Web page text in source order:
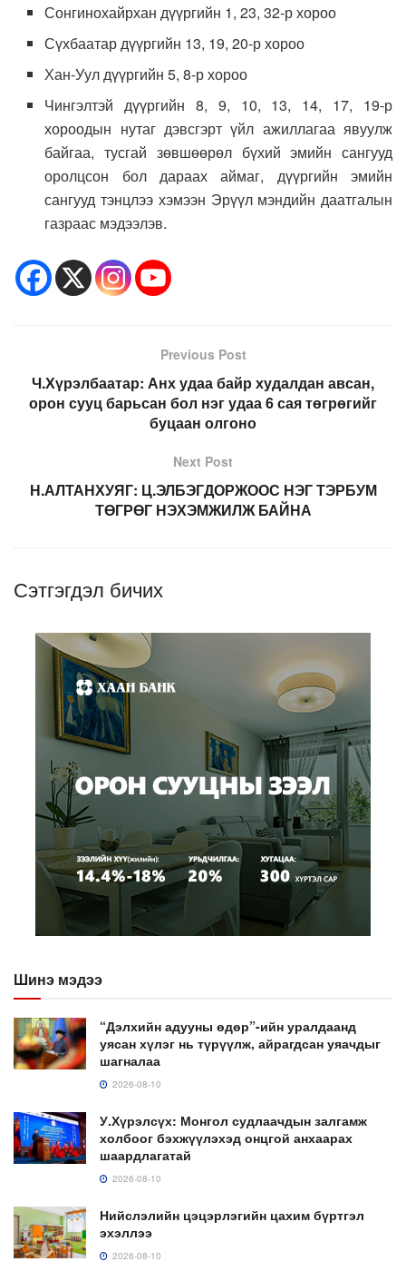
Сонгинохайрхан дүүргийн 1, 23, 32-р хороо
Сүхбаатар дүүргийн 13, 19, 20-р хороо
Хан-Уул дүүргийн 5, 8-р хороо
Чингэлтэй дүүргийн 8, 9, 10, 13, 14, 17, 19-р
хороодын нутаг дэвсгэрт үйл ажиллагаа явуулж
байгаа, тусгай зөвшөөрөл бүхий эмийн сангууд
оролцсон бол дараах аймаг, дүүргийн эмийн
сангууд тэнцлээ хэмээн Эрүүл мэндийн даатгалын
газраас мэдээлэв.
Previous Post
Ч.Хүрэлбаатар: Анх удаа байр худалдан авсан,
орон сууц барьсан бол нэг удаа 6 сая төгрөгийг
буцаан олгоно
Next Post
Н.АЛТАНХУЯГ: Ц.ЭЛБЭГДОРЖООС НЭГ ТЭРБУМ
ТӨГРӨГ НЭХЭМЖИЛЖ БАЙНА
Сэтгэгдэл бичих
Шинэ мэдээ
“Дэлхийн адууны өдөр”-ийн уралдаанд
уясан хүлэг нь түрүүлж, айрагдсан уяачдыг
шагналаа
2026-08-10
У.Хүрэлсүх: Монгол судлаачдын залгамж
холбоог бэхжүүлэхэд онцгой анхаарах
шаардлагатай
2026-08-10
Нийслэлийн цэцэрлэгийн цахим бүртгэл
эхэллээ
2026-08-10